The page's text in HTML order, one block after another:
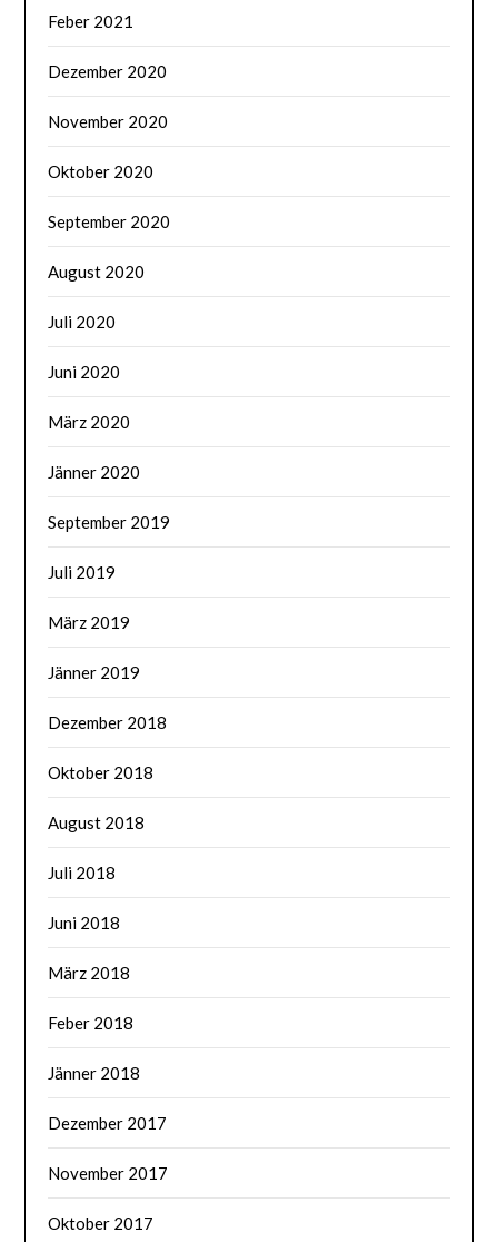
Feber 2021
Dezember 2020
November 2020
Oktober 2020
September 2020
August 2020
Juli 2020
Juni 2020
März 2020
Jänner 2020
September 2019
Juli 2019
März 2019
Jänner 2019
Dezember 2018
Oktober 2018
August 2018
Juli 2018
Juni 2018
März 2018
Feber 2018
Jänner 2018
Dezember 2017
November 2017
Oktober 2017